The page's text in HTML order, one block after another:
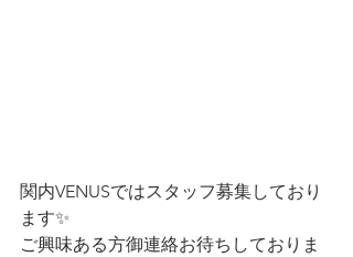
関内VENUSではスタッフ募集しており
ます✨
ご興味ある方御連絡お待ちしておりま